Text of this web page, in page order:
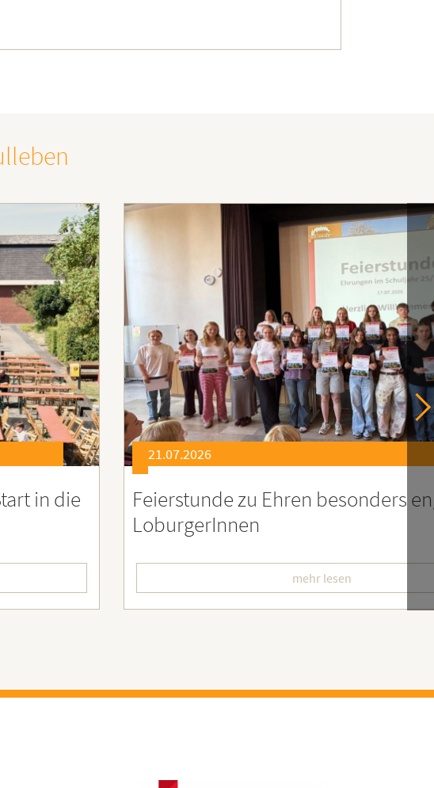
21.07.2026
Soziales Engagement für
Ruanda – Wir sind dabei!
mehr lesen